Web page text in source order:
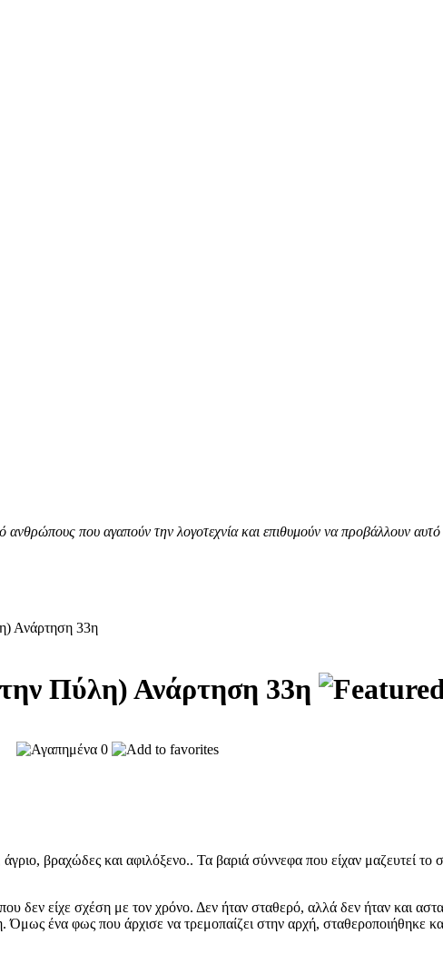
ανθρώπους που αγαπούν την λογοτεχνία και επιθυμούν να προβάλλουν αυτό
Ανάρτηση 33η
Πύλη) Ανάρτηση 33η
0
άγριο, βραχώδες και αφιλόξενο.. Τα βαριά σύννεφα που είχαν μαζευτεί το
δεν είχε σχέση με τον χρόνο. Δεν ήταν σταθερό, αλλά δεν ήταν και
Όμως ένα φως που άρχισε να τρεμοπαίζει στην αρχή, σταθεροποιήθηκε